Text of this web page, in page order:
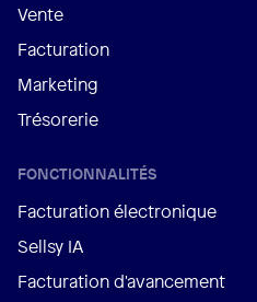
Vente
Facturation
Marketing
Trésorerie
FONCTIONNALITÉS
Facturation électronique
Sellsy IA
Facturation d'avancement